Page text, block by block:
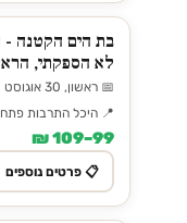
לא הספקתי,
📅 ראשון, 30 אוגוסט ⏰ 17:30
📍 היכל התרבות פתח
99–109 ₪
📋 פרטים נוספים